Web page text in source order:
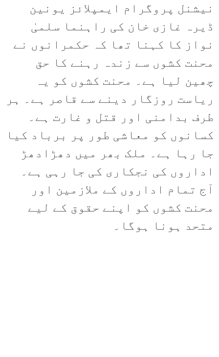
نیشنل پروگرام ایمپلائز یونین
ڈیرہ غازی خان کی راہنما سلمیٰ
نواز کا کہنا تھا کہ حکمرانوں نے
محنت کشوں سے زندہ رہنے کا حق
چھین لیا ہے۔ محنت کشوں کو یہ
ریاست روزگار دینے سے قاصر ہے۔ ہر
طرف بدامنی اور قتل و غارت ہے۔
کسانوں کو معاشی طور پر برباد کیا
جا رہا ہے۔ ملک بھر میں دھڑادھڑ
اداروں کی نجکاری کی جا رہی ہے۔
آج تمام اداروں کے ملازمین اور
محنت کشوں کو اپنے حقوق کے لیے
متحد ہونا ہوگا۔